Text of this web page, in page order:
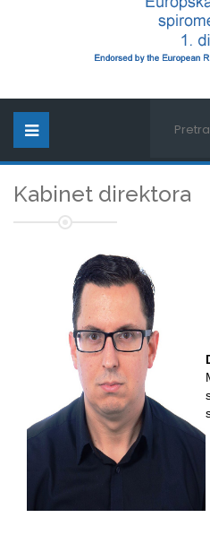
Kabinet direktora